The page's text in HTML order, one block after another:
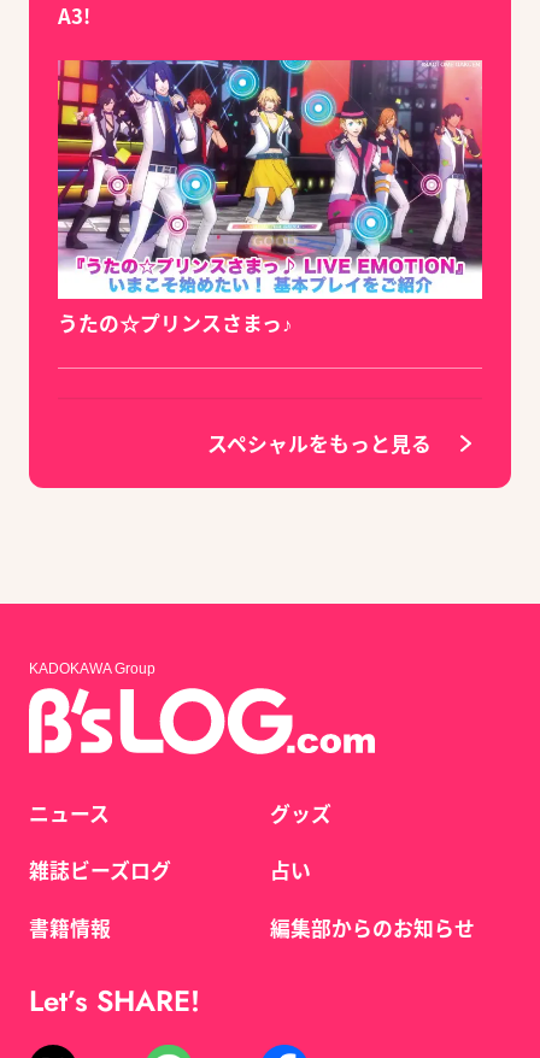
A3!
うたの☆プリンスさまっ♪
スペシャルをもっと見る
KADOKAWA Group
ニュース
雑誌ビーズログ
書籍情報
グッズ
占い
編集部からのお知らせ
Let’s SHARE!